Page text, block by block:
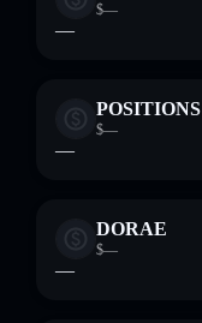
$—
—
POSITIONS
$—
—
DORAE
$—
—